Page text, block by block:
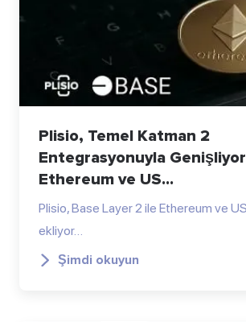
Plisio, Temel Katman 2
Entegrasyonuyla
Ethereum ve US...
Plisio, Base Layer 2 ile Ethereum ve
ekliyor…
Şimdi okuyun